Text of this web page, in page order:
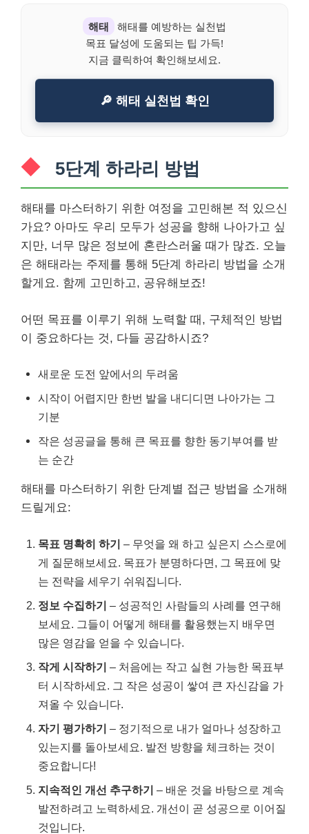
해태
해태를 예방하는 실천법
목표 달성에 도움되는 팁 가득!
지금 클릭하여 확인해보세요.
🔎 해태 실천법 확인
5단계 하라리 방법
해태를 마스터하기 위한 여정을 고민해본 적 있으신
가요? 아마도 우리 모두가 성공을 향해 나아가고 싶
지만, 너무 많은 정보에 혼란스러울 때가 많죠. 오늘
은 해태라는 주제를 통해 5단계 하라리 방법을 소개
할게요. 함께 고민하고, 공유해보죠!
어떤 목표를 이루기 위해 노력할 때, 구체적인 방법
이 중요하다는 것, 다들 공감하시죠?
새로운 도전 앞에서의 두려움
시작이 어렵지만 한번 발을 내디디면 나아가는 그
기분
작은 성공글을 통해 큰 목표를 향한 동기부여를 받
는 순간
해태를 마스터하기 위한 단계별 접근 방법을 소개해
드릴게요:
목표 명확히 하기 – 무엇을 왜 하고 싶은지 스스로에
게 질문해보세요. 목표가 분명하다면, 그 목표에 맞
는 전략을 세우기 쉬워집니다.
정보 수집하기 – 성공적인 사람들의 사례를 연구해
보세요. 그들이 어떻게 해태를 활용했는지 배우면
많은 영감을 얻을 수 있습니다.
작게 시작하기 – 처음에는 작고 실현 가능한 목표부
터 시작하세요. 그 작은 성공이 쌓여 큰 자신감을 가
져올 수 있습니다.
자기 평가하기 – 정기적으로 내가 얼마나 성장하고
있는지를 돌아보세요. 발전 방향을 체크하는 것이
중요합니다!
지속적인 개선 추구하기 – 배운 것을 바탕으로 계속
발전하려고 노력하세요. 개선이 곧 성공으로 이어질
것입니다.